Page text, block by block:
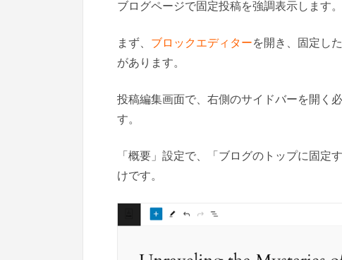
ブログページで固定投稿を強調表示します。
まず、 ブロックエディターを開き、固定し
があります。
投稿編集画面で、右側のサイドバーを開く
す。
「概要」設定で、「ブログのトップに固
けです。